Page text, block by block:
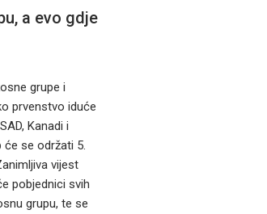
a evo gdje
grupe i
prvenstvo iduće
Kanadi i
će se održati 5.
vijest
pobjednici svih
grupu, te se